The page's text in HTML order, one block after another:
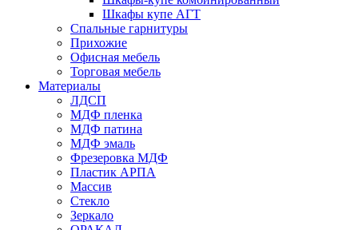
Шкафы купе АГТ
Спальные гарнитуры
Прихожие
Офисная мебель
Торговая мебель
Материалы
ЛДСП
МДФ пленка
МДФ патина
МДФ эмаль
Фрезеровка МДФ
Пластик АРПА
Массив
Стекло
Зеркало